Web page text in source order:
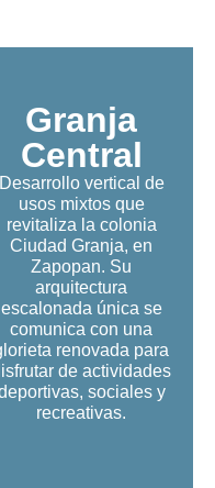
Granja
Central
Desarrollo vertical de
usos mixtos que
revitaliza la colonia
Ciudad Granja, en
Zapopan. Su
arquitectura
escalonada única se
comunica con una
renovada para
de actividades
sociales y
recreativas.